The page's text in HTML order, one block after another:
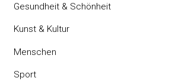
Gesundheit & Schönheit
Kunst & Kultur
Menschen
Sport